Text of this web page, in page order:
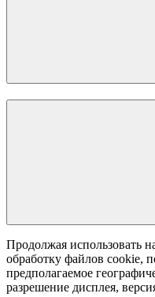
Продолжая использовать
обработку файлов cookie,
предполагаемое
разрешение дисплея,